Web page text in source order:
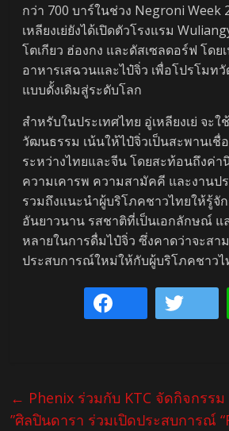
กว่า 700 บาร์ในช่วง Negroni Week
เหลียงเย่ยังได้เปิดตัวโรงแรม
โตเกียว ฮ่องกง และดัสเซลดอร์ฟ โดย
อาหารเสฉวนและไป๋จิ่ว เพื่อโปรโม
แบบดั้งเดิมสู่ระดับโลก
สำหรับในประเทศไทย อู่เหลียงเย่ จะใ
วัฒนธรรม เน้นให้ไป๋จิ่วเป็นสะพานเ
ระหว่างไทยและจีน โดยสะท้อนถึงค่า
ความเคารพ ความสามัคคี และงานป
รวมถึงแนะนำผู้บริโภคชาวไทยให้รู้จั
อันยาวนาน รสชาติที่เป็นเอกลักษณ์ แ
หลายในการดื่มไป๋จิ่ว ซึ่งคาดว่าจะสา
ประสบการณ์ใหม่ให้กับผู้บริโภคชาวไ
← Phenix ร่วมกับ KTC จัดกิจกรร
”ศิลปินดารา ร่วมเปิดประสบการณ์